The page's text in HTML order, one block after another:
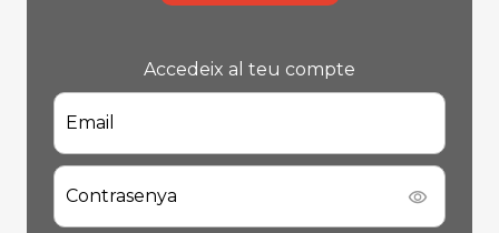
Accedeix al teu compte
Email
Contrasenya